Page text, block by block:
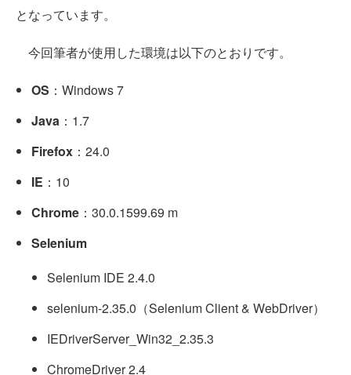
となっています。
今回筆者が使用した環境は以下のとおりです。
OS ：Windows 7
Java ：1.7
Firefox ：24.0
IE ：10
Chrome ：30.0.1599.69 m
Selenium
Selenium IDE 2.4.0
selenium-2.35.0（Selenium Client & WebDriver）
IEDriverServer_Win32_2.35.3
ChromeDriver 2.4